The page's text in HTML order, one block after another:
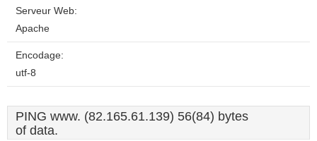
Serveur Web:
Apache
Encodage:
utf-8
PING www. (82.165.61.139) 56(84) bytes
of data.